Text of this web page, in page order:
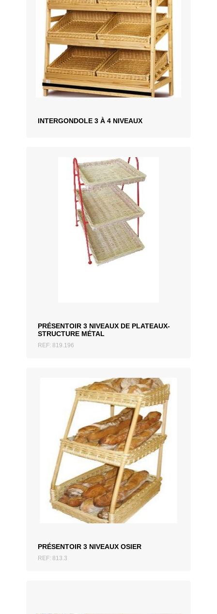
INTERGONDOLE 3 À 4 NIVEAUX
PRÉSENTOIR 3 NIVEAUX DE PLATEAUX-
STRUCTURE MÉTAL
REF: 819.196
AJOUTER AU DEVIS
PRÉSENTOIR 3 NIVEAUX OSIER
REF: 813.3
AJOUTER AU DEVIS